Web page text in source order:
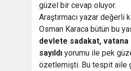
güzel bir cevap oluyor.
Araştırmacı yazar değerli
Osman Karaca bütün bu
devlete sadakat,
sayıldı yorumu ile pek
özetlemişti. Bu tespit aile